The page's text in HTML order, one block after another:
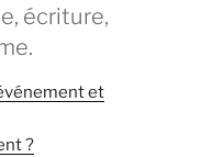
écriture,
et
?